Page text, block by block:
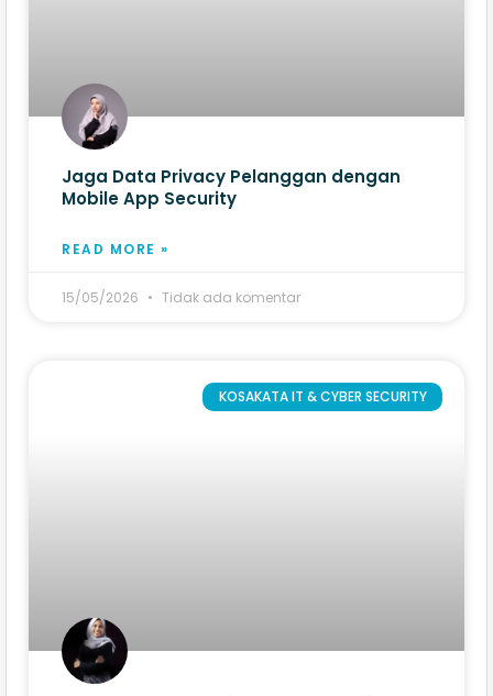
Jaga Data Privacy Pelanggan dengan
Mobile App Security
READ MORE »
15/05/2026 Tidak ada komentar
KOSAKATA IT & CYBER SECURITY